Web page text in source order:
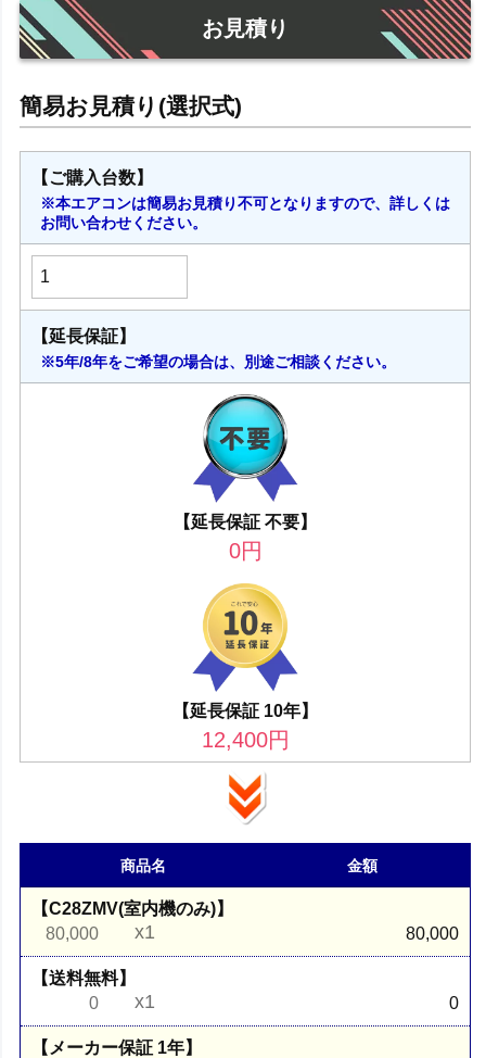
お見積り
【ご購入台数】
※本エアコンは簡易お見積り不可となりますので、詳しくは
お問い合わせください。
【延長保証】
※5年/8年をご希望の場合は、別途ご相談ください。
【延長保証 不要】
0円
【延長保証 10年】
12,400円
商品名 金額
【C28ZMV(室内機のみ)】
80,000
x1 80,000
【送料無料】
0
x1 0
【メーカー保証 1年】